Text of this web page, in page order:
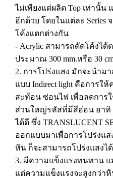
ไม่เพียงแต่ผลิต Top เท่านั้น
อีกด้วย โดยในแต่ละ
โค้งแตกต่างกัน
- Acrylic สามารถดัดโค้งไ
ประมาณ 300 mm.หรือ 30
2. การโปร่งแสง มักจะนำม
แบบ Indirect light คือการใ
สะท้อน ซ่อนไฟ เพื่อลดการ
ส่วนใหญ่รหัสที่มีสีอ่อน อาทิ
ได้ดี ซึ่ง TRANSLUCENT
ออกแบบมาเพื่อการโปร่งแ
หิน ก็จะสามารถโปร่งแสงไ
3. มีความแข็งแรงทนทาน แม้
แต่ความแข็งแรงจะสูงกว่า